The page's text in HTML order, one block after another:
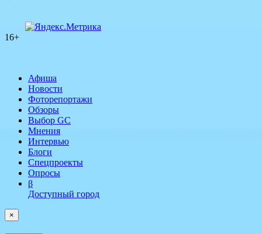
16+
Афиша
Новости
Фоторепортажи
Обзоры
Выбор GC
Мнения
Интервью
Блоги
Спецпроекты
Опросы
β
Доступный город
×